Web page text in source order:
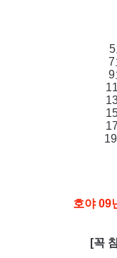
7
9
호야 09
[꼭